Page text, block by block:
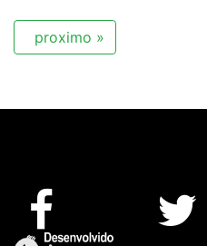
proximo »